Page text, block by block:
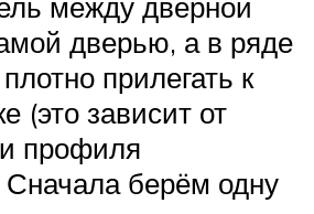
дверью, а в ряде
прилегать к
(это зависит от
профиля
Сначала берём одну